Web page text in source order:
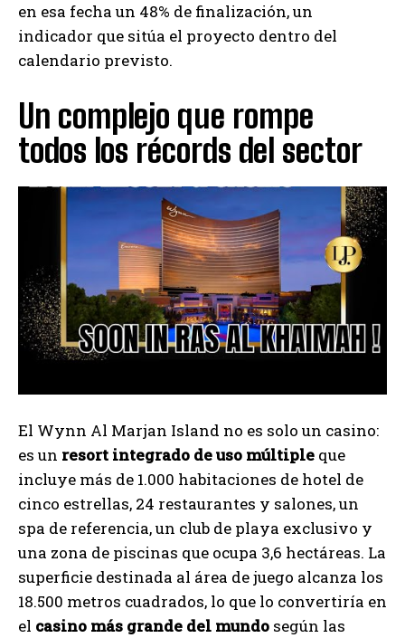
en esa fecha un 48% de finalización, un
indicador que sitúa el proyecto dentro del
calendario previsto.
Un complejo que rompe
todos los récords del sector
El Wynn Al Marjan Island no es solo un casino:
es un resort integrado de uso múltiple que
incluye más de 1.000 habitaciones de hotel de
cinco estrellas, 24 restaurantes y salones, un
spa de referencia, un club de playa exclusivo y
una zona de piscinas que ocupa 3,6 hectáreas. La
superficie destinada al área de juego alcanza los
18.500 metros cuadrados, lo que lo convertiría en
el casino más grande del mundo según las